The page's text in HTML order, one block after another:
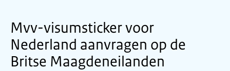
Mvv-visumsticker voor
Nederland aanvragen op de
Britse Maagdeneilanden